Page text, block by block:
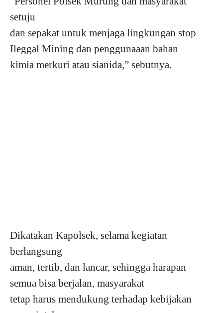
setuju
dan sepakat untuk menjaga lingkungan stop
Ileggal Mining dan penggunaaan bahan
kimia merkuri atau sianida,” sebutnya.
Dikatakan Kapolsek, selama kegiatan
berlangsung
aman, tertib, dan lancar, sehingga harapan
semua bisa berjalan, masyarakat
tetap harus mendukung terhadap kebijakan